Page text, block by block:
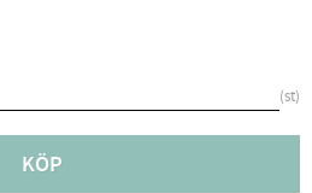
st
KÖP